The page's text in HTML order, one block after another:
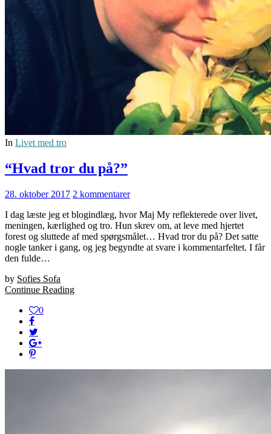
In Livet med tro
“Hvad tror du på?”
28. oktober 2017 2 kommentarer
I dag læste jeg et blogindlæg, hvor Maj My reflekterede over livet,
meningen, kærlighed og tro. Hun skrev om, at leve med hjertet
forest og sluttede af med spørgsmålet… Hvad tror du på? Det satte
nogle tanker i gang, og jeg begyndte at svare i kommentarfeltet. I får
den fulde…
by Sofies Sofa
Continue Reading
0